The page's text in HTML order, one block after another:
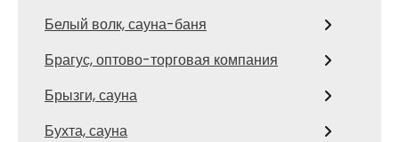
Белый волк, сауна-баня
Брагус, оптово-торговая компания
Брызги, сауна
Бухта, сауна